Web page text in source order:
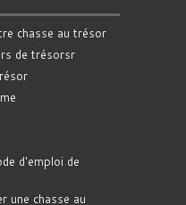
chasse au trésor
de trésorsr
d'emploi de
une chasse au